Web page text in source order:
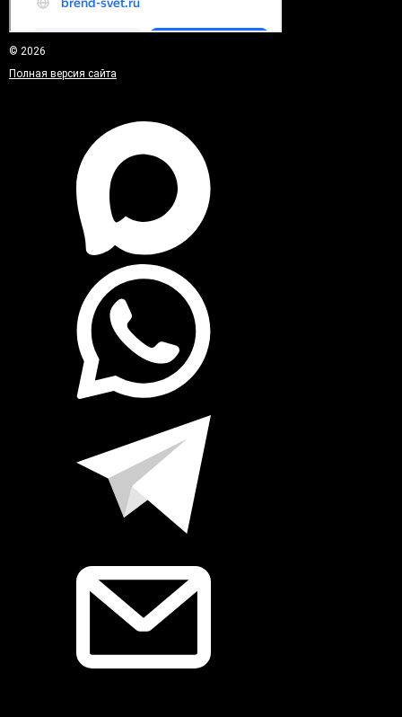
© 2026
Полная версия сайта